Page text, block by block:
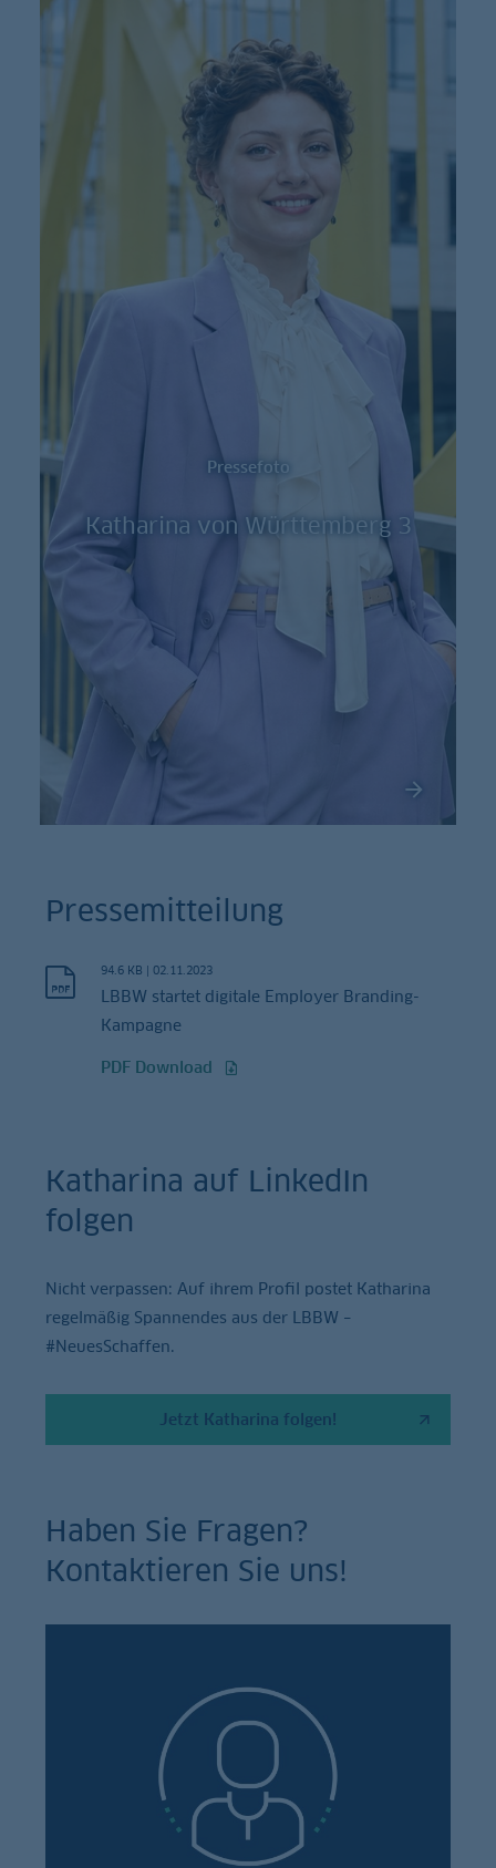
Pressefoto
Katharina von Württemberg 3
Pressemitteilung
94.6 KB | 02.11.2023
LBBW startet digitale Employer Branding-
Kampagne
PDF Download
Katharina auf LinkedIn
folgen
Nicht verpassen: Auf ihrem Profil postet Katharina
regelmäßig Spannendes aus der LBBW –
#NeuesSchaffen.
Jetzt Katharina folgen!
Haben Sie Fragen?
Kontaktieren Sie uns!